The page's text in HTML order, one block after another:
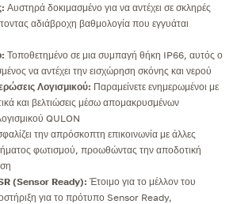
Αυστηρά δοκιμασμένο για να αντέχει σε σκληρές
αδιάβροχη βαθμολογία που εγγυάται
Τοποθετημένο σε μια συμπαγή θήκη IP66, αυτός ο
να αντέχει την εισχώρηση σκόνης και νερού
Λογισμικού: Παραμείνετε ενημερωμένοι με
και βελτιώσεις μέσω απομακρυσμένων
QULON
την απρόσκοπτη επικοινωνία με άλλες
φωτισμού, προωθώντας την αποδοτική
(Sensor Ready): Έτοιμο για το μέλλον του
για το πρότυπο Sensor Ready,